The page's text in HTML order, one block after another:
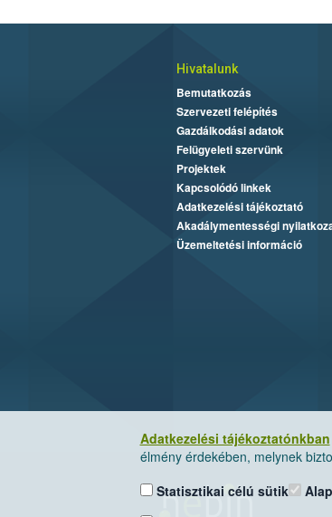
Adatkezelési tájékoztatónkban
élmény érdekében, melynek
Statisztikai célú sütik
Hivatalunk
Bemutatkozás
Szervezeti felépítés
Gazdálkodási adatok
Felügyeleti szervünk
Projektek
Kapcsolódó linkek
Adatkezelési tájékoztató
Akadálymentességi
Üzemeltetési információ